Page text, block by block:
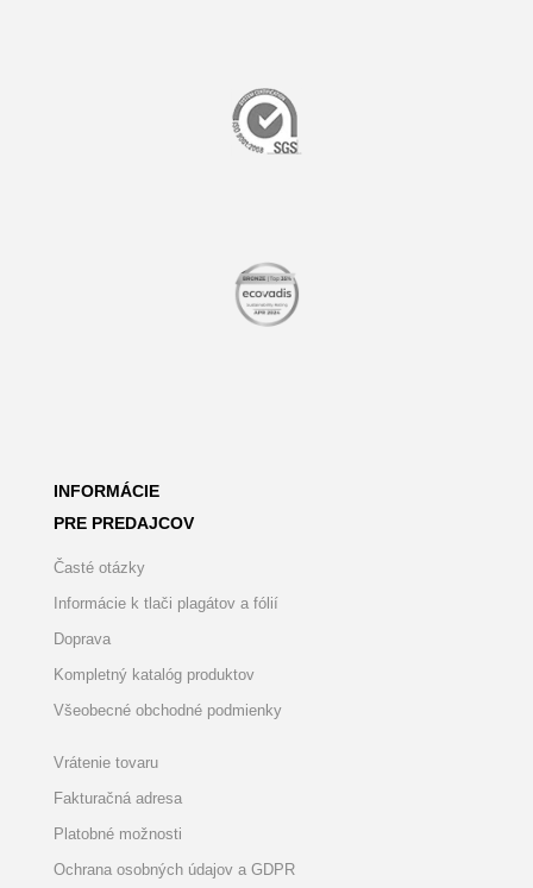
INFORMÁCIE
PRE PREDAJCOV
Časté otázky
Informácie k tlači plagátov a fólií
Doprava
Kompletný katalóg produktov
Všeobecné obchodné podmienky
Vrátenie tovaru
Fakturačná adresa
Platobné možnosti
Ochrana osobných údajov a GDPR